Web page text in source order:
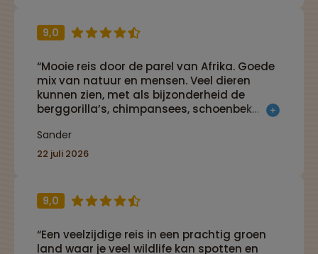
9,0
“Mooie reis door de parel van Afrika. Goede
mix van natuur en mensen. Veel dieren
kunnen zien, met als bijzonderheid de
berggorilla’s, chimpansees, schoenbek
vogels.”
Sander
22 juli 2026
9,0
“Een veelzijdige reis in een prachtig groen
land waar je veel wildlife kan spotten en